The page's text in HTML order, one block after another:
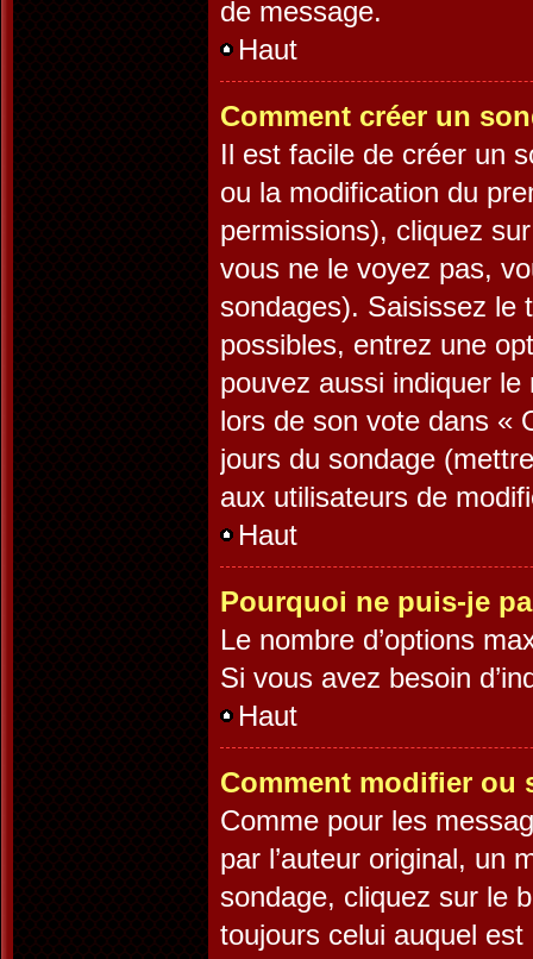
de message.
Haut
Comment créer un
Il est facile de créer un
ou la modification du
permissions), cliquez
vous ne le voyez pas,
sondages). Saisissez le
possibles, entrez une
pouvez aussi indiquer le
lors de son vote dans «
jours du sondage
aux utilisateurs de
Haut
Pourquoi ne puis-je
Le nombre d’options
Si vous avez besoin
Haut
Comment modifier ou
Comme pour les
par l’auteur original, un
sondage, cliquez sur le
toujours celui auquel